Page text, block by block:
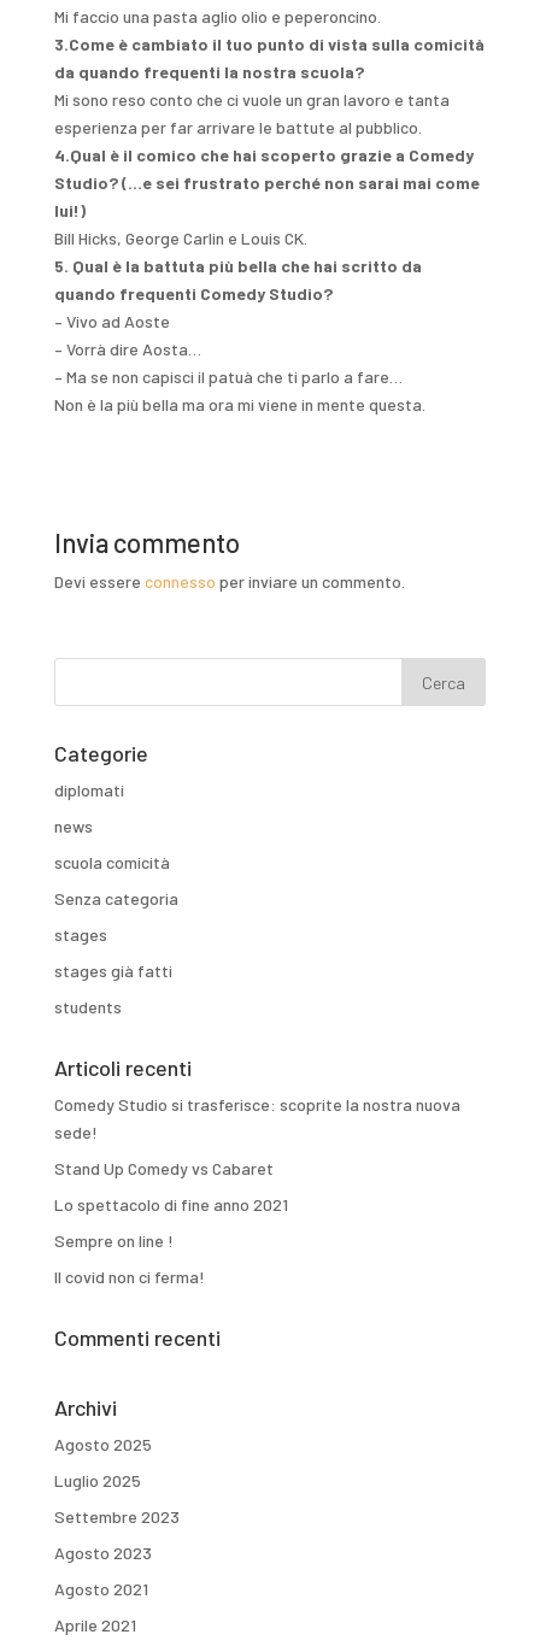
Mi faccio una pasta aglio olio e peperoncino.
3.Come è cambiato il tuo punto di vista sulla comicità
da quando frequenti la nostra scuola?
Mi sono reso conto che ci vuole un gran lavoro e tanta
esperienza per far arrivare le battute al pubblico.
4.Qual è il comico che hai scoperto grazie a Comedy
Studio? (…e sei frustrato perché non sarai mai come
lui!)
Bill Hicks, George Carlin e Louis CK.
5. Qual è la battuta più bella che hai scritto da
quando frequenti Comedy Studio?
– Vivo ad Aoste
– Vorrà dire Aosta…
– Ma se non capisci il patuà che ti parlo a fare…
Non è la più bella ma ora mi viene in mente questa.
Invia commento
Devi essere connesso per inviare un commento.
Categorie
diplomati
news
scuola comicità
Senza categoria
stages
stages già fatti
students
Articoli recenti
Comedy Studio si trasferisce: scoprite la nostra nuova
sede!
Stand Up Comedy vs Cabaret
Lo spettacolo di fine anno 2021
Sempre on line !
Il covid non ci ferma!
Commenti recenti
Archivi
Agosto 2025
Luglio 2025
Settembre 2023
Agosto 2023
Agosto 2021
Aprile 2021